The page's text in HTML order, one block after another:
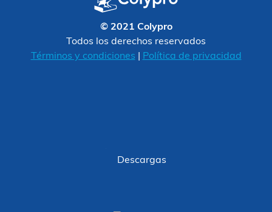
© 2021 Colypro
Todos los derechos reservados
Términos y condiciones
Política de privacidad
Descargas